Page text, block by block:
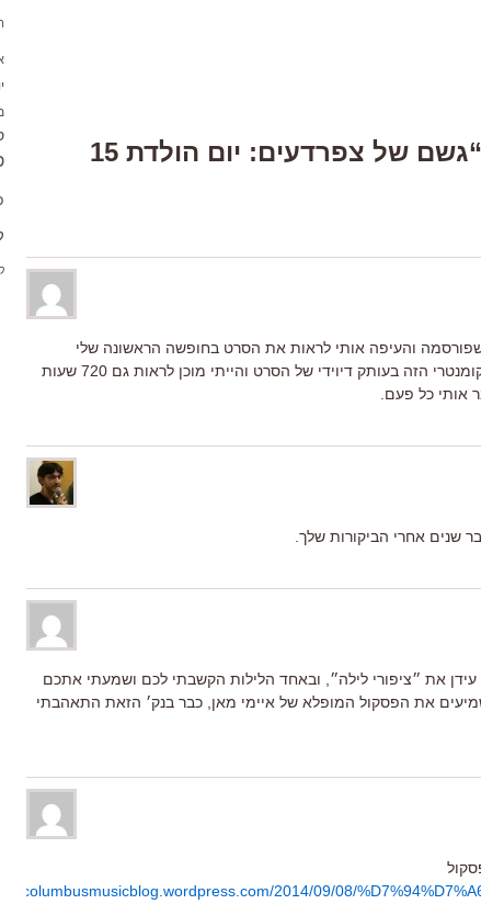
6 Responses to “גשם של צפרדעים: יום הולדת 15
והעיפה אותי לראות את הסרט בחופשה הראשונה שלי
מהצבא. אחר כך גיליתי את הדוקומנטרי הזה בעותק דיוידי של הסרט והייתי מוכן לראות גם 720 שעות
שנים אחרי הביקורות שלך.
את ״ציפורי לילה״, ובאחד הלילות הקשבתי לכם ושמעתי אתכם
את הפסקול המופלא של איימי מאן, כבר בנק׳ הזאת התאהבתי
columbusmusicblog.wordpress.com/2014/09/08/